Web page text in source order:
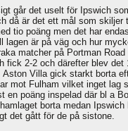
går det uselt för Ipswich
då är det ett mål som
tio poäng men det har
lagen är på väg och hur
matcher på Portman
fick 2-2 och därefter blev
Aston Villa gick starkt borta
mot Fulham vilket inget lag
en poäng inspelad där bl a
borta medan
det gått för de på sistone.